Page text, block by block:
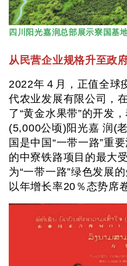
四川阳光嘉润总部展示寮国基
从民营企业规格升至政
2022年４月，正值全球
代农业发展有限公司，
了“黄金水果带”的开发
(5,000公顷)阳光嘉 润(
国是中国“一带一路”重
的中寮铁路项目的最大
为“一带一路”绿色发展
以年增长率20％态势席